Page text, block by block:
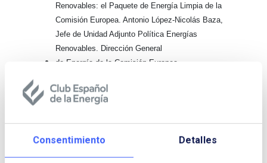
Consentimiento Detalles
Renovables: el Paquete de Energía Limpia de la
Comisión Europea. Antonio López-Nicolás Baza,
Jefe de Unidad Adjunto Política Energías
Renovables. Dirección General
de Energía de la Comisión Europea.
perspectivas a corto plazo. Antonio Merino
García, Economista Jefe y Director de Estudios